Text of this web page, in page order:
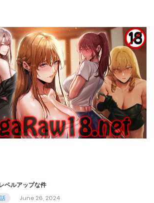
ベルアップな件
June 26, 2024